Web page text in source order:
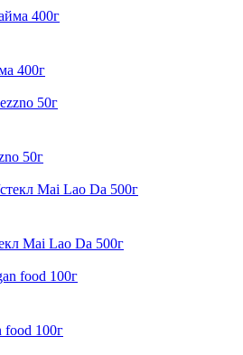
400г
50г
Mai Lao Da 500г
food 100г